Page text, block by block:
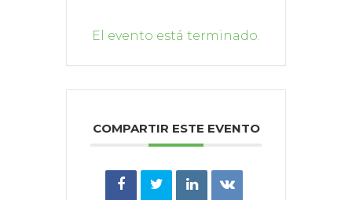
El evento está terminado.
COMPARTIR ESTE EVENTO